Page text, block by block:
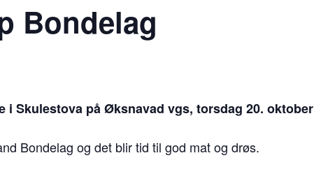
Bondelag
i Skulestova på Øksnavad vgs, torsdag 20. oktober
Bondelag og det blir tid til god mat og drøs.